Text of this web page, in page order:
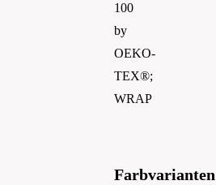
100
by
OEKO-
TEX®;
WRAP